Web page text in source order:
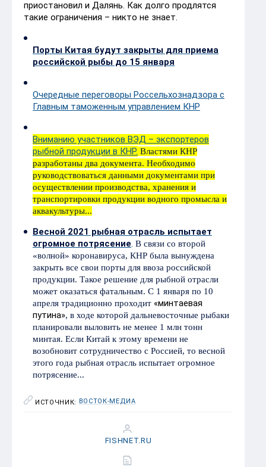
приостановил и Далянь. Как долго продлятся
такие ограничения – никто не знает.
Порты Китая будут закрыты для приема
российской рыбы до 15 января
Очередные переговоры Россельхознадзора с
Главным таможенным управлением КНР
Вниманию участников ВЭД – экспортеров
рыбной продукции в КНР. Властями КНР
разработаны два документа. Необходимо
руководствоваться данными документами при
осуществлении производства, хранения и
транспортировки продукции водного промысла и
аквакультуры...
Весной 2021 рыбная отрасль испытает
огромное потрясение. В связи со второй
«волной» коронавируса, КНР была вынуждена
закрыть все свои порты для ввоза российской
продукции. Такое решение для рыбной отрасли
может оказаться фатальным. С 1 января по 10
апреля традиционно проходит «минтаевая
путина», в ходе которой дальневосточные рыбаки
планировали выловить не менее 1 млн тонн
минтая. Если Китай к этому времени не
возобновит сотрудничество с Россией, то весной
этого года рыбная отрасль испытает огромное
потрясение...
ИСТОЧНИК: ВОСТОК-МЕДИА
FISHNET.RU